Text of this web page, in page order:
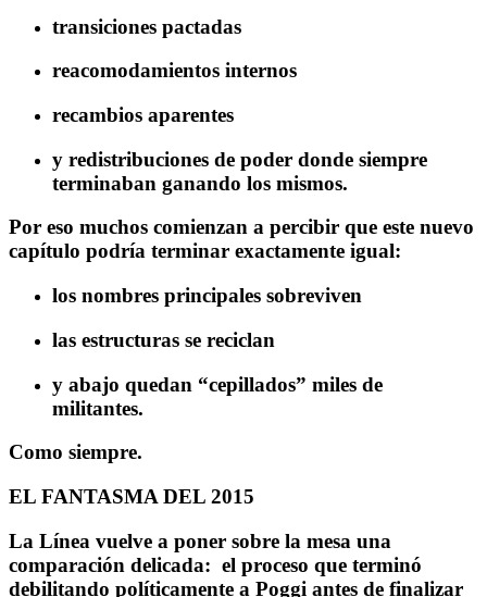
transiciones pactadas
reacomodamientos internos
recambios aparentes
y redistribuciones de poder donde siempre
terminaban ganando los mismos.
Por eso muchos comienzan a percibir que este nuevo
capítulo podría terminar exactamente igual:
los nombres principales sobreviven
las estructuras se reciclan
y abajo quedan “cepillados” miles de
militantes.
Como siempre.
EL FANTASMA DEL 2015
La Línea vuelve a poner sobre la mesa una
comparación delicada: el proceso que terminó
debilitando políticamente a Poggi antes de finalizar